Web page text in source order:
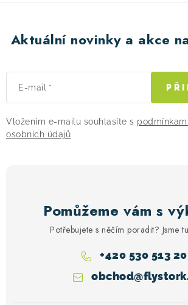
Aktuální novinky a akce
E-mail
Vložením e-mailu souhlasíte s
osobních údajů
Pomůžeme vám s
Potřebujete s něčím poradit? Jsme
obchod@
+420 530 513